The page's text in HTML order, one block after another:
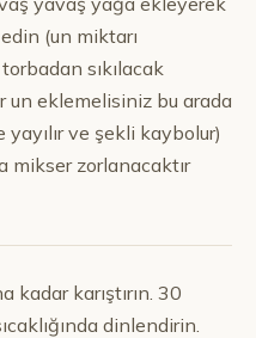
(un miktarı
sıkılacak
un eklemelisiniz bu arada
ve şekli kaybolur)
mikser zorlanacaktır
kadar karıştırın. 30
dinlendirin.